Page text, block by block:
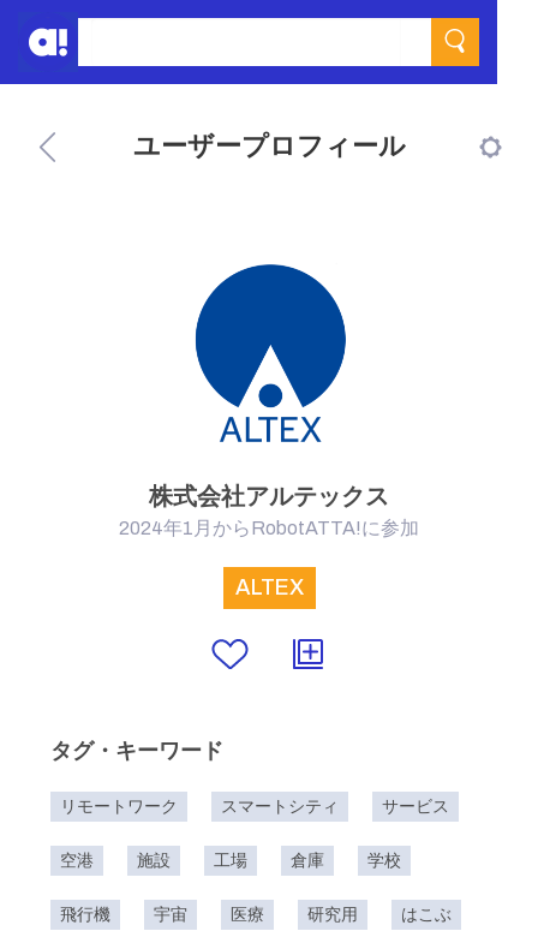
ユーザープロフィール
株式会社アルテックス
2024年1月からRobotATTA!に参加
ALTEX
タグ・キーワード
リモートワーク スマートシティ サービス
空港 施設 工場 倉庫 学校
飛行機 宇宙 医療 研究用 はこぶ